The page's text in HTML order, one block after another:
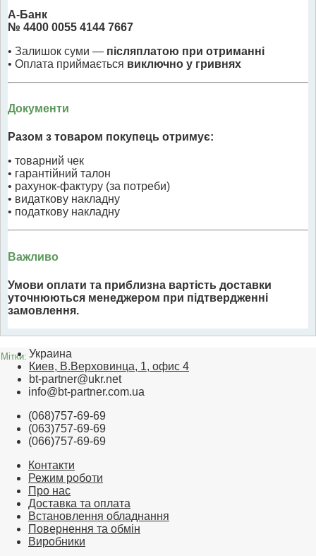
А-Банк
№ 4400 0055 4144 7667
• Залишок суми — післяплатою при отриманні
• Оплата приймається виключно у гривнях
Документи
Разом з товаром покупець отримує:
• товарний чек
• гарантійний талон
• рахунок-фактуру (за потреби)
• видаткову накладну
• податкову накладну
Важливо
Умови оплати та приблизна вартість доставки
уточнюються менеджером при підтвердженні
замовлення.
Мітки: Украина
Киев, В.Верховинца, 1, офис 4
bt-partner@ukr.net
info@bt-partner.com.ua
(068)757-69-69
(063)757-69-69
(066)757-69-69
Контакти
Режим роботи
Про нас
Доставка та оплата
Встановлення обладнання
Повернення та обмін
Виробники